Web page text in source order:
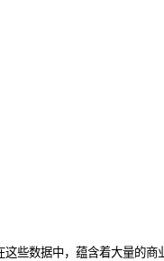
些数据中，蕴含着大量的